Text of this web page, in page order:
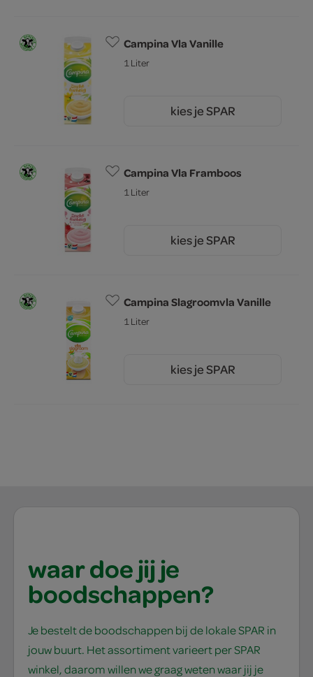
Campina Vla Vanille
1 Liter
kies je SPAR
Campina Vla Framboos
1 Liter
kies je SPAR
Campina Slagroomvla Vanille
1 Liter
kies je SPAR
waar doe jij je
boodschappen?
Je bestelt de boodschappen bij de lokale SPAR in
jouw buurt. Het assortiment varieert per SPAR
winkel, daarom willen we graag weten waar jij je